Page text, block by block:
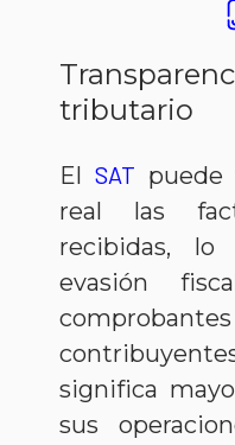
tributario
El SAT
real las
recibidas,
evasión
significa
sus